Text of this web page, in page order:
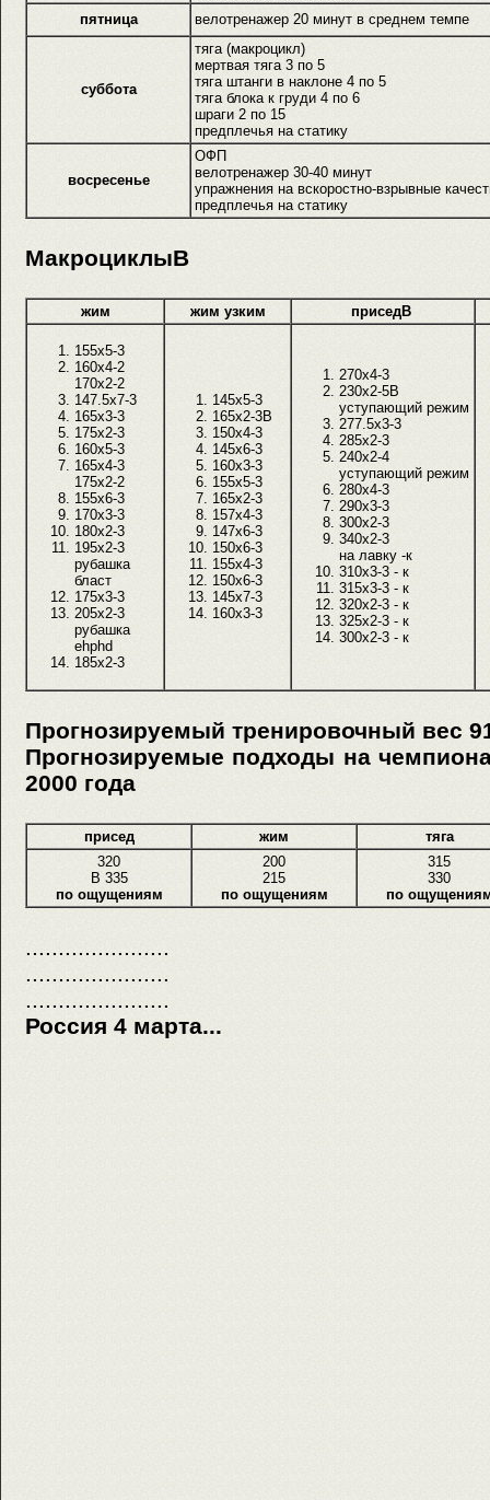
пятница
велотренажер 20 минут в среднем темпе
суббота
тяга (макроцикл)
мертвая тяга 3 по 5
тяга штанги в наклоне 4 по 5
тяга блока к груди 4 по 6
шраги 2 по 15
предплечья на статику
восресенье
ОФП
велотренажер 30-40 минут
упражнения на вскоростно-взрывные
предплечья на статику
МакроциклыВ
жим жим узким приседВ
155x5-3
160x4-2
170x2-2
147.5x7-3
165x3-3
175x2-3
160x5-3
165x4-3
175x2-2
155x6-3
170x3-3
180x2-3
195x2-3
рубашка
бласт
175x3-3
205x2-3
рубашка
ehphd
185x2-3
145x5-3
165x2-3В
150x4-3
145x6-3
160x3-3
155x5-3
165x2-3
157x4-3
147x6-3
150x6-3
155x4-3
150x6-3
145x7-3
160x3-3
270x4-3
230x2-5В
уступающий режим
277.5x3-3
285x2-3
240x2-4
уступающий режим
280x4-3
290x3-3
300x2-3
340x2-3
на лавку -к
310x3-3 - к
315x3-3 - к
320x2-3 - к
325x2-3 - к
300x2-3 - к
Прогнозируемый тренировочный вес
Прогнозируемые подходы на
2000 года
присед жим
тяга
320
В 335
по ощущениям
200
215
по ощущениям
315
330
по
......................
......................
......................
Россия 4 марта...